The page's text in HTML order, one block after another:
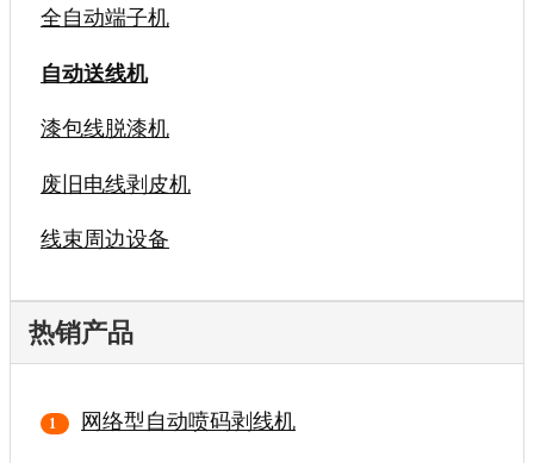
全自动端子机
自动送线机
漆包线脱漆机
废旧电线剥皮机
线束周边设备
热销产品
网络型自动喷码剥线机